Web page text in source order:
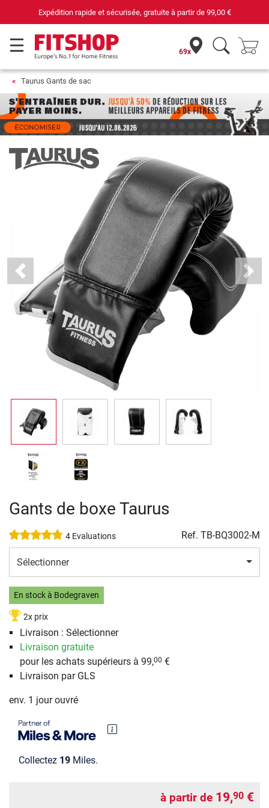
et sécurisée, gratuite à partir de99,00 €
69x
Taurus Gants de sac
Previous Next
Gants de boxe Taurus
4 Evaluations Ref. TB-BQ3002-M
Sélectionner
En stock à Bodegraven
2x prix
Livraison : Sélectionner
Livraison gratuite
pour les achats supérieurs à 99,00 €
Livraison par GLS
env. 1 jour ouvré
Collectez 19 Miles.
à partir de 19,90 €